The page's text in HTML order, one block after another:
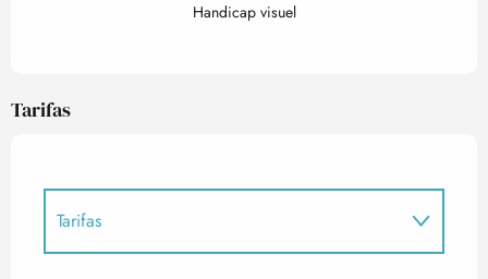
Handicap visuel
Tarifas
Tarifas